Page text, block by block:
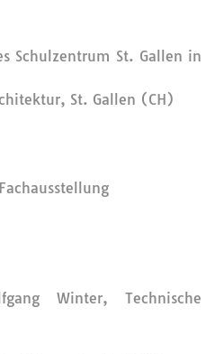
Schulzentrum St. Gallen in
St. Gallen (CH)
Winter, Technische